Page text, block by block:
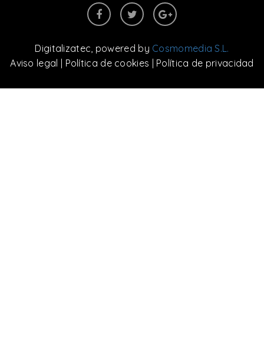
Digitalizatec , powered by Cosmomedia S.L.
Aviso legal | Política de cookies | Política de privacidad